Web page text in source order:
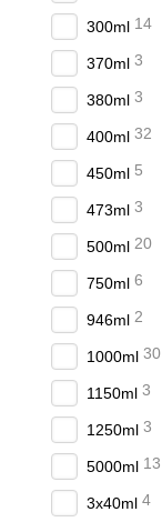
300ml 14
370ml 3
380ml 3
400ml 32
450ml 5
473ml 3
500ml 20
750ml 6
946ml 2
1000ml 30
1150ml 3
1250ml 3
5000ml 13
3x40ml 4